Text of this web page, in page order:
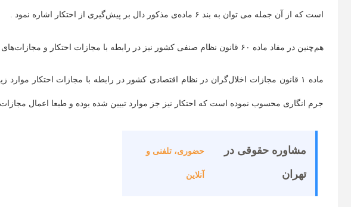
است که از آن جمله می توان به بند ۶ ماده‌ی مذکور دال بر پیش‌گیری از احتکار اشاره نمود .
هم‌چنین در مفاد ماده ۶۰ قانون نظام صنفی کشور نیز در رابطه با مجازات احتکار و مجازات‌های محتکر موارد متقن تعیین و بیان شده است.
ماده ۱ قانون مجازات اخلال‌گران در نظام اقتصادی کشور در رابطه با مجازات احتکار
جرم انگاری محسوب نموده است که احتکار نیز جز موارد تبیین شده بوده و طبعا اعمال
مشاوره حقوقی در
تهران
حضوری، تلفنی و
آنلاین